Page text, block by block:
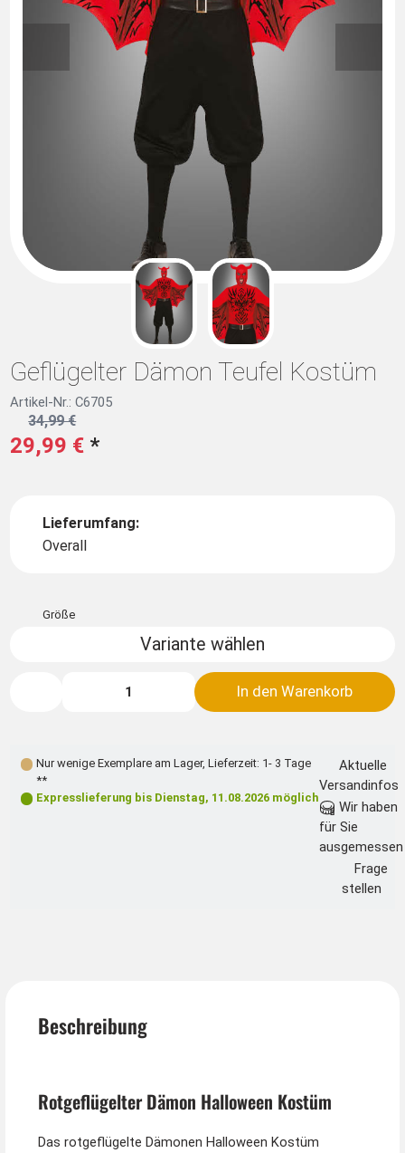
Geflügelter Dämon Teufel Kostüm
Artikel-Nr.: C6705
29,99 € *
34,99 €
Lieferumfang:
Overall
Größe
Variante wählen
In den Warenkorb
Nur wenige Exemplare am Lager, Lieferzeit: 1- 3 Tage
**
Expresslieferung bis Dienstag, 11.08.2026 möglich
Aktuelle
Versandinfos
für Sie
ausgemessen
Frage
stellen
Beschreibung
Rotgeflügelter Dämon Halloween Kostüm
Das rotgeflügelte Dämonen Halloween Kostüm